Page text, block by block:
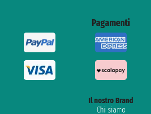
Pagamenti
Il nostro Brand
Chi siamo